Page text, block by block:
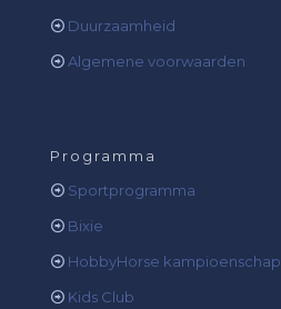
Duurzaamheid
Algemene voorwaarden
Programma
Sportprogramma
Bixie
HobbyHorse kampioenschap
Kids Club